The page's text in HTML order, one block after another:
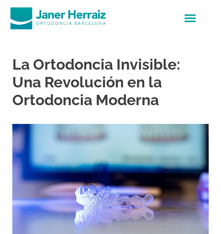
La Ortodoncia Invisible:
Una Revolución en la
Ortodoncia Moderna